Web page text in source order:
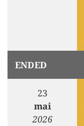
ENDED
23
mai
2026